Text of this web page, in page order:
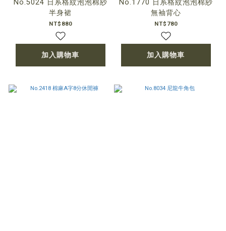
No.5024 日系格紋泡泡棉紗
半身裙
NT$880
加入購物車
No.1770 日系格紋泡泡棉紗
無袖背心
NT$780
加入購物車